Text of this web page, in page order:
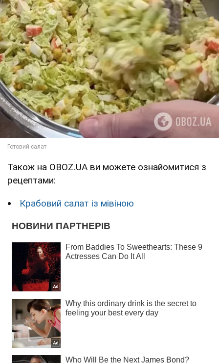
Також на OBOZ.UA ви можете ознайомитися з
рецептами:
Крабовий салат із мівіною